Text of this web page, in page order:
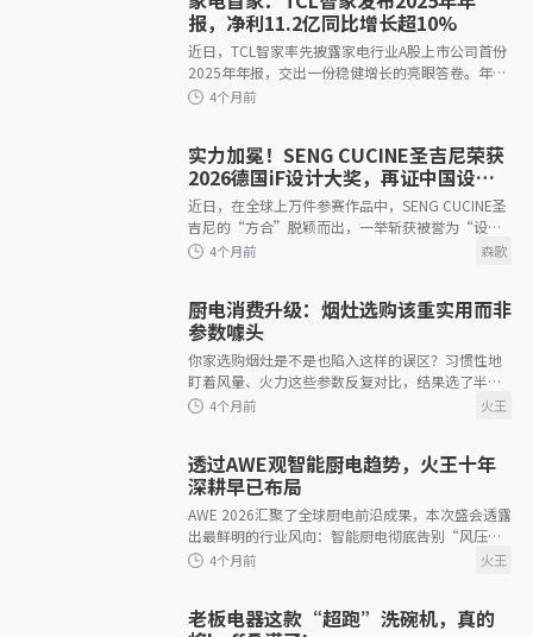
4个月前
4个月前
报，净利11.2亿同比增长超10%
近日，TCL智家率先披露家电行业A股上市公司首份
2025年年报，交出一份稳健增长的亮眼答卷。年报
显示，TCL智家全年实现营业收入185.3亿元，同比
实力加冕！SENG CUCINE圣吉尼荣获
2026德国iF设计大奖，再证中国设计
力量
近日，在全球上万件参赛作品中，SENG CUCINE圣
吉尼的“方合”脱颖而出，一举斩获被誉为“设计
界奥斯卡”的2026年德国iF设计大奖。作为不锈钢
厨电消费升级：烟灶选购该重实用而非
参数噱头
你家选购烟灶是不是也陷入这样的误区？习惯性地
盯着风量、火力这些参数反复对比，结果选了半
天，用起来却依然不尽如人意。更有不少人盲目跟
透过AWE观智能厨电趋势，火王十年
深耕早已布局
AWE 2026汇聚了全球厨电前沿成果，本次盛会透露
出最鲜明的行业风向：智能厨电彻底告别“风压火
力”参数比拼，转向以用户需求为核心的价值深
老板电器这款“超跑”洗碗机，真的